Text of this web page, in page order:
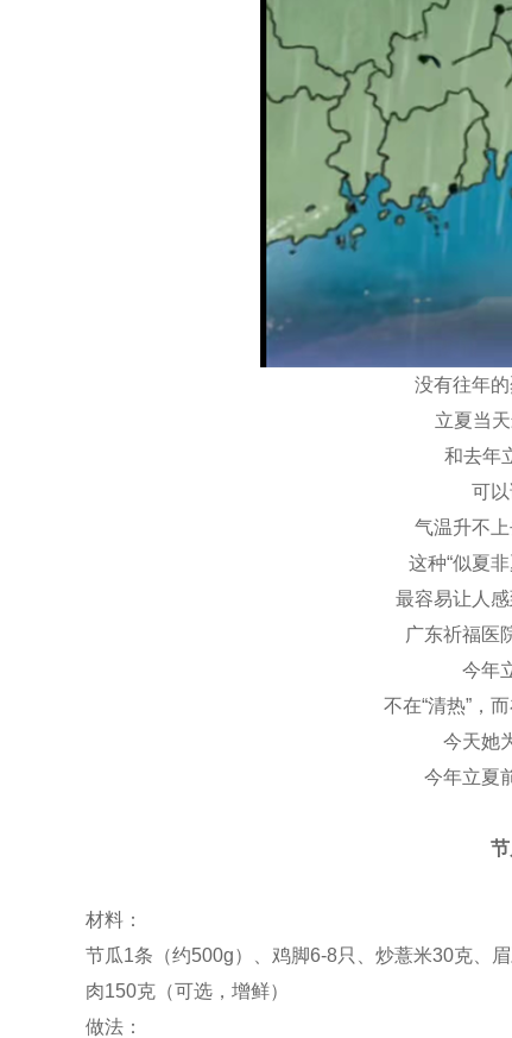
没有往年
立夏当
和去年
可以
气温升不
这种“似夏
最容易让人感
广东祈福医
今年
不在“清热”，
今天她
今年立夏
材料：
节瓜1条（约500g）、鸡脚6-8只、炒薏米30克、
肉150克（可选，增鲜）
做法：